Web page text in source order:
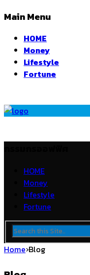
Main Menu
HOME
Money
Lifestyle
Fortune
HOME
Money
Lifestyle
Fortune
Home›Blog